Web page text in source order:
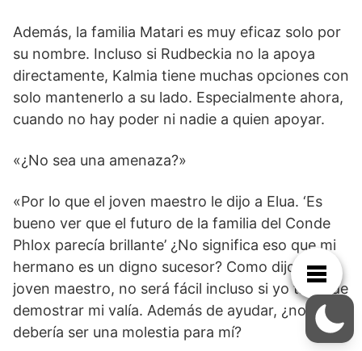
Además, la familia Matari es muy eficaz solo por
su nombre. Incluso si Rudbeckia no la apoya
directamente, Kalmia tiene muchas opciones con
solo mantenerlo a su lado. Especialmente ahora,
cuando no hay poder ni nadie a quien apoyar.
«¿No sea una amenaza?»
«Por lo que el joven maestro le dijo a Elua. ‘Es
bueno ver que el futuro de la familia del Conde
Phlox parecía brillante’ ¿No significa eso que mi
hermano es un digno sucesor? Como dijo el
joven maestro, no será fácil incluso si yo trato de
demostrar mi valía. Además de ayudar, ¿no
debería ser una molestia para mí?